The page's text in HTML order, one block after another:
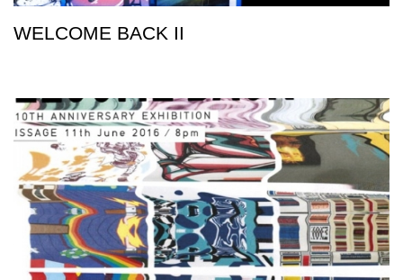
WELCOME BACK II